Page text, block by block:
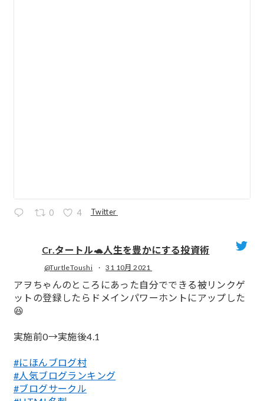
0 4 Twitter
Cr.タートル🐢人生を豊かにする投資術
@TurtleToushi · 31 10月 2021
アヲちゃんのところにあった自分でできる被リンクゲ
ットの登録したらドメインパワーホントにアップした
😆
実施前0→実施後4.1
#にほんブログ村
#人気ブログランキング
#ブログサークル